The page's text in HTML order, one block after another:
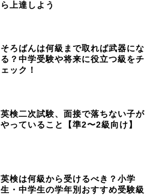
ら上達しよう
そろばんは何級まで取れば武器にな
る？中学受験や将来に役立つ級をチ
ェック！
英検二次試験、面接で落ちない子が
やっていること【準2〜2級向け】
英検は何級から受けるべき？小学
生・中学生の学年別おすすめ受験級